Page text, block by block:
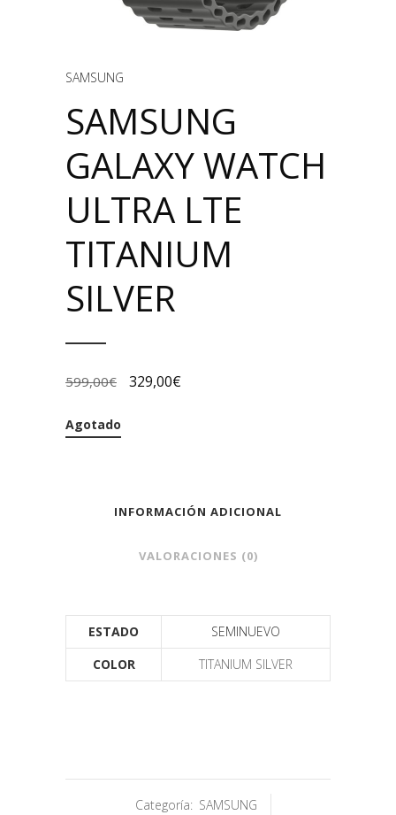
SAMSUNG
SAMSUNG
GALAXY WATCH
ULTRA LTE
TITANIUM
SILVER
599,00€ 329,00€
Agotado
INFORMACIÓN ADICIONAL
VALORACIONES (0)
ESTADO
SEMINUEVO
COLOR
TITANIUM SILVER
Categoría: SAMSUNG